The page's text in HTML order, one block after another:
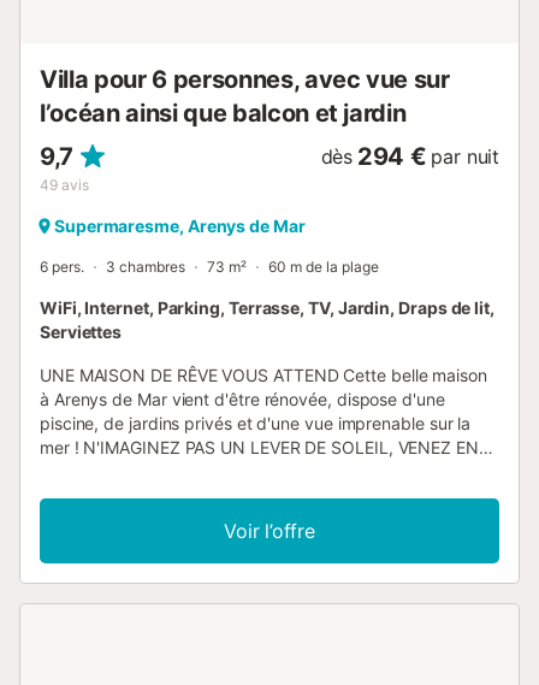
Villa pour 6 personnes, avec vue sur
l’océan ainsi que balcon et jardin
9,7
49 avis
dès 294 € par nuit
Supermaresme, Arenys de Mar
6 pers. 3 chambres 73 m² 60 m de la plage
WiFi, Internet, Parking, Terrasse, TV, Jardin, Draps de lit,
Serviettes
UNE MAISON DE RÊVE VOUS ATTEND Cette belle maison
à Arenys de Mar vient d'être rénovée, dispose d'une
piscine, de jardins privés et d'une vue imprenable sur la
mer ! N'IMAGINEZ PAS UN LEVER DE SOLEIL, VENEZ EN
différentes zones du jardin typique de la côte
méditerranéenne. Situé sur une petite colline, face à la mer,
dans un quartier résidentiel très calme et peu fréquenté.
Nous considérons qu'il est essentiel de venir avec votre
Voir l’offre